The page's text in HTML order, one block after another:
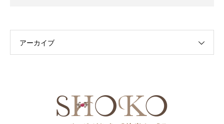
アーカイブ